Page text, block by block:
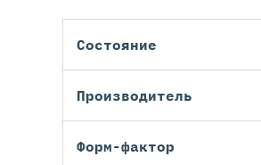
Состояние
Производитель
Форм-фактор